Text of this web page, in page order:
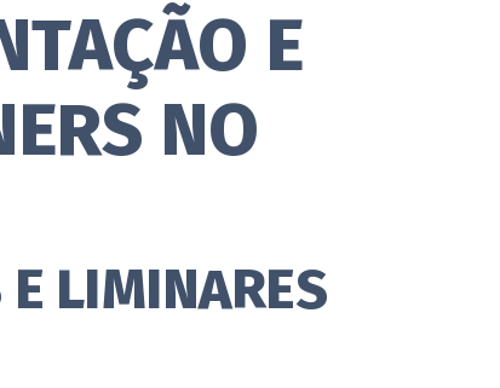
E
NO
E LIMINARES